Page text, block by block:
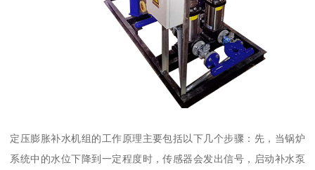
定压膨胀补水机组的工作原理主要包括以下几个步骤：先，当锅炉
系统中的水位下降到一定程度时，传感器会发出信号，启动补水泵